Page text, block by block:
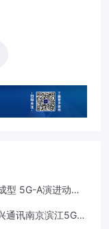
型 5G-A演进动能
通讯南京滨江5G工